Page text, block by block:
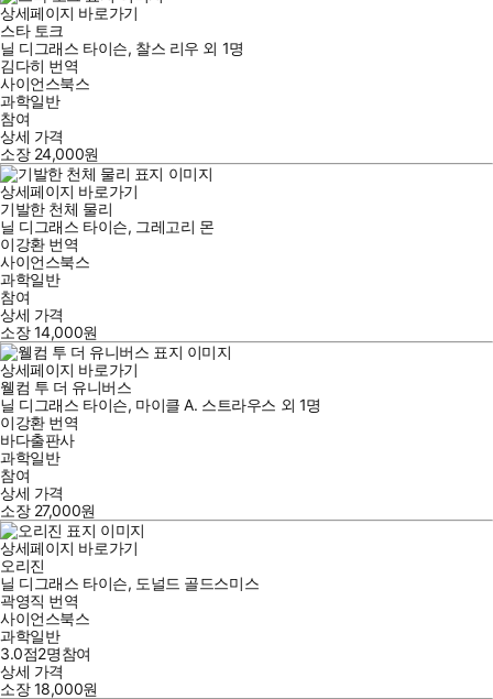
상세페이지 바로가기
스타 토크
닐 디그래스 타이슨, 찰스 리우 외 1명
김다히 번역
사이언스북스
과학일반
참여
상세 가격
소장 24,000원
상세페이지 바로가기
기발한 천체 물리
닐 디그래스 타이슨, 그레고리 몬
이강환번역
사이언스북스
과학일반
참여
상세 가격
소장14,000원
상세페이지 바로가기
웰컴 투 더 유니버스
닐 디그래스 타이슨, 마이클 A. 스트라우스 외 1명
이강환번역
바다출판사
과학일반
참여
상세 가격
소장 27,000원
상세페이지 바로가기
오리진
닐 디그래스 타이슨, 도널드 골드스미스
곽영직 번역
사이언스북스
과학일반
3.0점2명참여
상세 가격
소장18,000원